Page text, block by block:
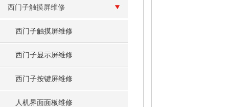
西门子触摸屏维修
西门子触摸屏维修
西门子显示屏维修
西门子按键屏维修
人机界面面板维修